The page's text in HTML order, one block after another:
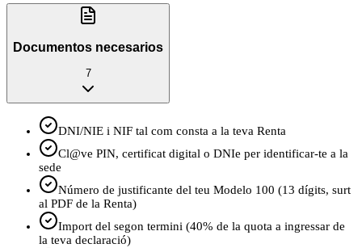
Documentos necesarios
7
DNI/NIE i NIF tal com consta a la teva Renta
Cl@ve PIN, certificat digital o DNIe per identificar-te a la
sede
Número de justificante del teu Modelo 100 (13 dígits, surt
al PDF de la Renta)
Import del segon termini (40% de la quota a ingressar de
la teva declaració)